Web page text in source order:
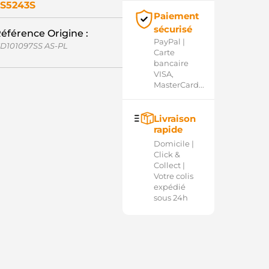
Origine :
AS-PL
Paiement
sécurisé
PayPal |
Carte
bancaire
VISA,
MasterCard...
Livraison
rapide
Domicile |
Click &
Collect |
Votre colis
expédié
sous 24h